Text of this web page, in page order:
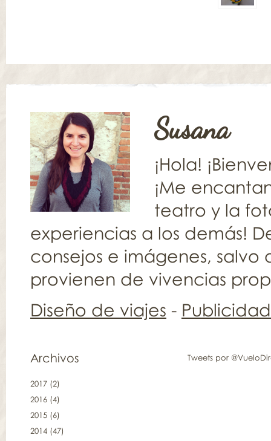
Susana
¡Hola!
¡Me
teatro y la
experiencias a los demás!
consejos e imágenes,
provienen de vivencias
Diseño de viajes -
Archivos
2017 (2)
2016 (4)
2015 (6)
2014 (47)
Tweets por